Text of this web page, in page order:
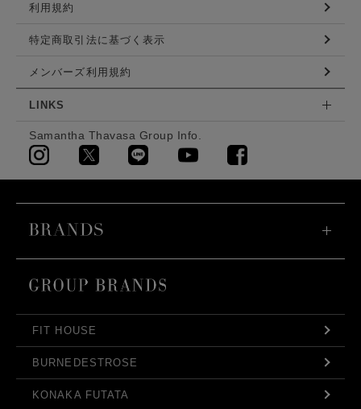
利用規約
特定商取引法に基づく表示
メンバーズ利用規約
LINKS
Samantha Thavasa Group Info.
FIT HOUSE
BURNEDESTROSE
KONAKA FUTATA